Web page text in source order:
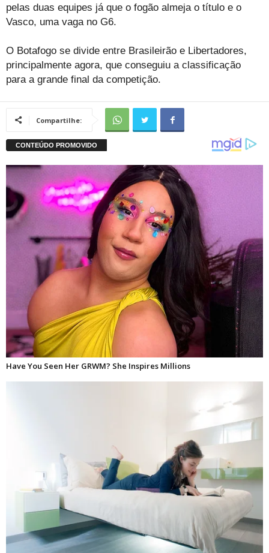
pelas duas equipes já que o fogão almeja o título e o
Vasco, uma vaga no G6.
O Botafogo se divide entre Brasileirão e Libertadores,
principalmente agora, que conseguiu a classificação
para a grande final da competição.
Compartilhe: